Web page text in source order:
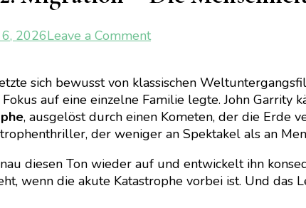
2026Leave a Commenton
2:
Migration
–
Die
Menschheit
auf
der
sich bewusst von klassischen
auf eine einzelne Familie legte. John Garrity
, ausgelöst durch einen Kometen, der die Erde
der weniger an Spektakel als an
diesen Ton wieder auf und entwickelt ihn
wenn die akute Katastrophe vorbei ist. Und das